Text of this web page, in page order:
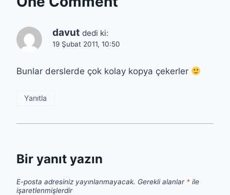
davut dedi ki:
19 Şubat 2011, 10:50
Bunlar derslerde çok kolay kopya çekerler
Yanıtla
Bir yanıt yazın
E-posta adresiniz yayınlanmayacak. Gerekli alanlar * ile
işaretlenmişlerdir